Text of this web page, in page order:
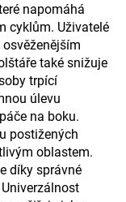
napomáhá
cyklům. Uživatelé
také snižuje
trpící
úlevu
na boku.
postižených
oblastem.
díky správné